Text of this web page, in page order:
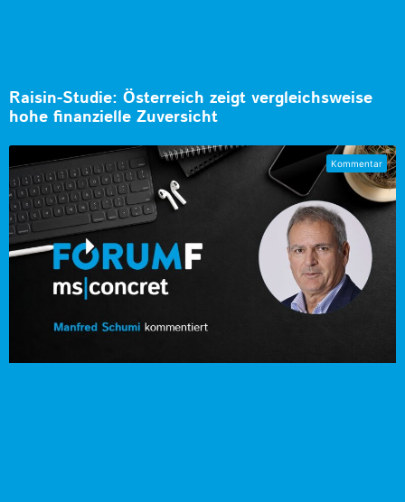
Raisin-Studie: Österreich zeigt vergleichsweise
hohe finanzielle Zuversicht